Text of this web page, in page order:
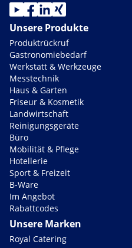
Unsere Produkte
Produktrückruf
Gastronomiebedarf
Werkstatt & Werkzeuge
Messtechnik
Haus & Garten
Friseur & Kosmetik
Landwirtschaft
Reinigungsgeräte
Büro
Mobilität & Pflege
Hotellerie
Sport & Freizeit
B-Ware
Im Angebot
Rabattcodes
Unsere Marken
Royal Catering